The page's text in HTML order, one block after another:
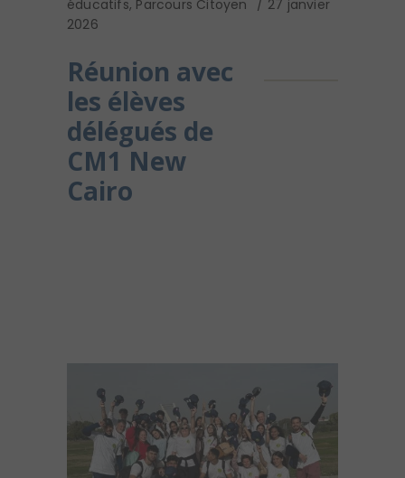
éducatifs, Parcours Citoyen
27 janvier
2026
Réunion avec
les élèves
délégués de
CM1 New
Cairo